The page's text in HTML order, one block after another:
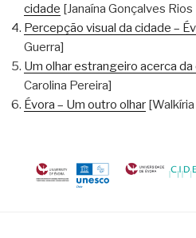
cidade [Janaína Gonçalves
Percepção visual da cidade –
Guerra]
Um olhar estrangeiro acerca
Carolina Pereira]
Évora – Um outro olhar